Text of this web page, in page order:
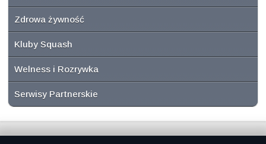
Zdrowa żywność
Kluby Squash
Welness i Rozrywka
Serwisy Partnerskie